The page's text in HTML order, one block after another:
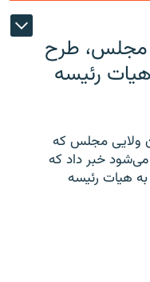
مجلس، طرح
رئیسه
ولایی مجلس که
خبر داد که
اقتصاد با ۹۰ امضا به هیات رئیسه